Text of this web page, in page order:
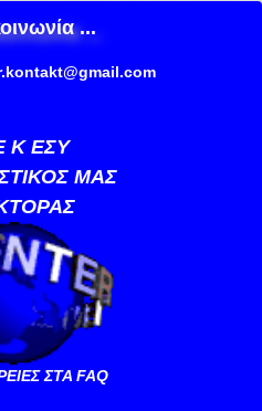
...
Κ ΕΣΥ
ΜΑΣ
ΣΤΑ FAQ